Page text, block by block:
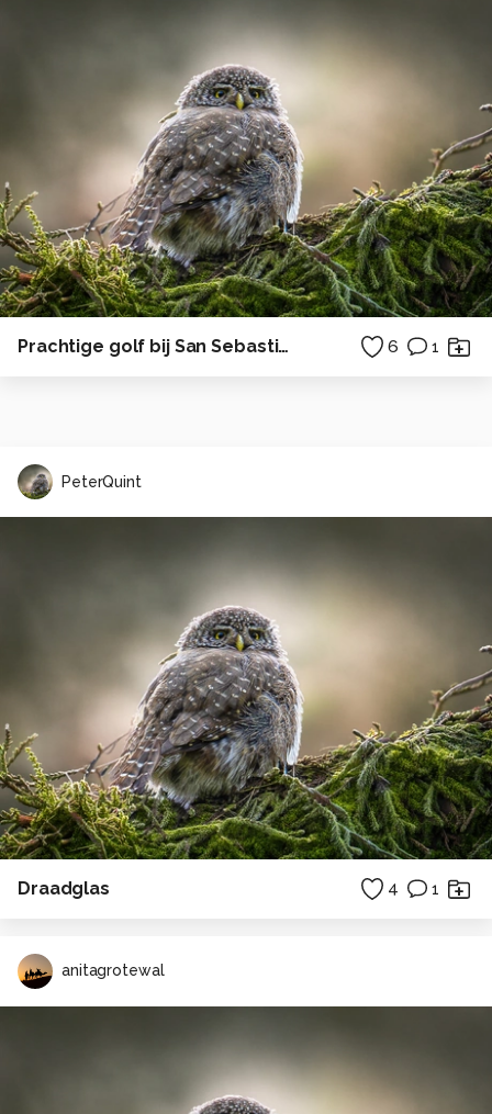
Prachtige golf bij San Sebastian 6 1
PeterQuint
Draadglas 4 1
anitagrotewal